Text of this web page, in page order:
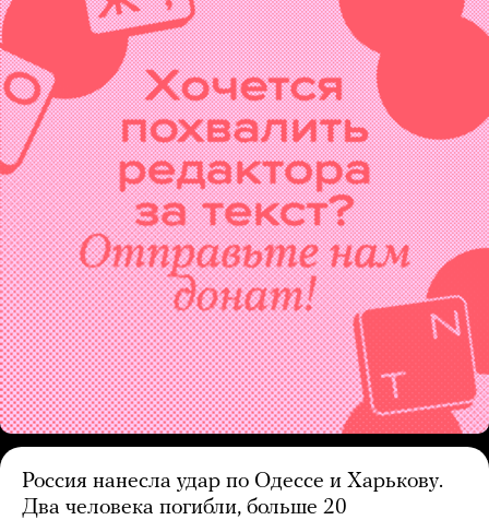
Россия нанесла удар по Одессе и Харькову.
Два человека погибли, больше 20